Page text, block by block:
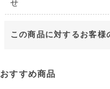
せ
この商品に対するお客様
おすすめ商品